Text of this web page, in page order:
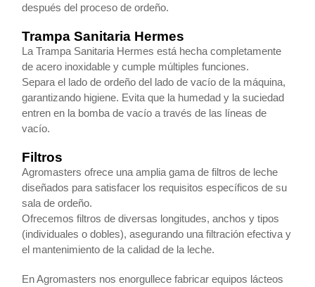
después del proceso de ordeño.
Trampa Sanitaria Hermes
La Trampa Sanitaria Hermes está hecha completamente
de acero inoxidable y cumple múltiples funciones.
Separa el lado de ordeño del lado de vacío de la máquina,
garantizando higiene. Evita que la humedad y la suciedad
entren en la bomba de vacío a través de las líneas de
vacío.
Filtros
Agromasters ofrece una amplia gama de filtros de leche
diseñados para satisfacer los requisitos específicos de su
sala de ordeño.
Ofrecemos filtros de diversas longitudes, anchos y tipos
(individuales o dobles), asegurando una filtración efectiva y
el mantenimiento de la calidad de la leche.
En Agromasters nos enorgullece fabricar equipos lácteos